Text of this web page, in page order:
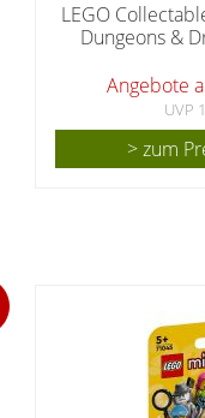
LEGO
Dungeons &
Angebote
UVP
> zum